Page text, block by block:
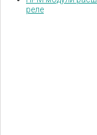
реле